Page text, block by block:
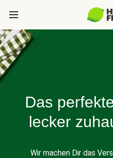
Das
lecker
Wir machen Dir das